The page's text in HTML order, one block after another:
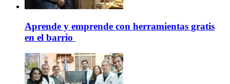
Aprende y emprende con herramientas gratis
en el barrio